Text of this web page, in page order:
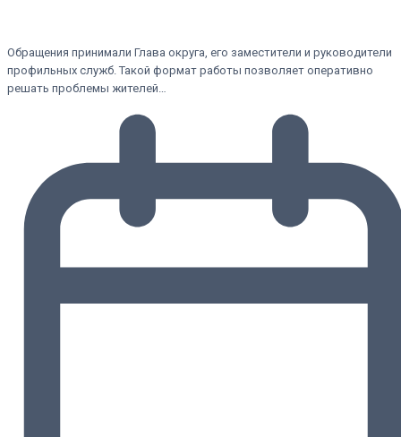
Обращения принимали Глава округа, его заместители и руководители
профильных служб. Такой формат работы позволяет оперативно
решать проблемы жителей…